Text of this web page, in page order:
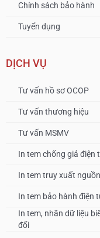
Chính sách bảo hành
Tuyển dụng
DỊCH VỤ
Tư vấn hồ sơ OCOP
Tư vấn thương hiệu
Tư vấn MSMV
In tem chống giả điện
In tem truy xuất
In tem bảo hành điện
In tem, nhãn dữ liệu
đổi